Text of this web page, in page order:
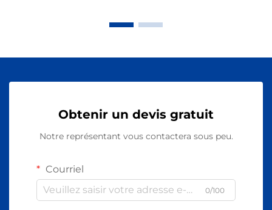
Obtenir un devis gratuit
Notre représentant vous contactera sous peu.
Courriel
0/100